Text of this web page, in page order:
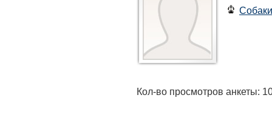
Собаки
Кол-во просмотров анкеты: